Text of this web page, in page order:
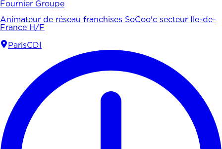
Fournier Groupe
Animateur de réseau franchises SoCoo'c secteur Ile-de-
France H/F
ParisCDI